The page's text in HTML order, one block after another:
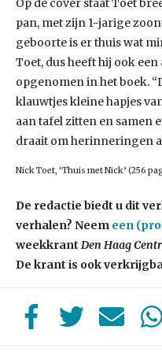
Op de cover staat Toet
pan, met zijn 1-jarige
geboorte is er thuis wat
Toet, dus heeft hij ook
opgenomen in het boek.
klauwtjes kleine hapjes
aan tafel zitten en samen
draait om herinneringen
Nick Toet, ‘Thuis met Nick’ (256
De redactie biedt u dit
verhalen? Neem een
weekkrant Den Haag
De krant is ook